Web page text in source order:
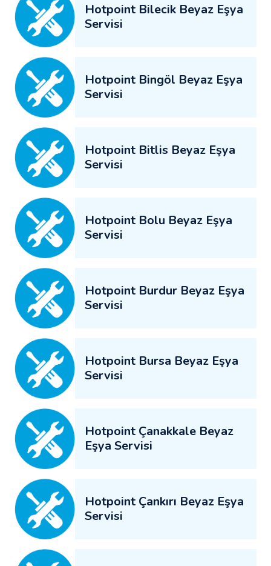
Hotpoint Bilecik Beyaz Eşya
Servisi
Hotpoint Bingöl Beyaz Eşya
Servisi
Hotpoint Bitlis Beyaz Eşya
Servisi
Hotpoint Bolu Beyaz Eşya
Servisi
Hotpoint Burdur Beyaz Eşya
Servisi
Hotpoint Bursa Beyaz Eşya
Servisi
Hotpoint Çanakkale Beyaz
Eşya Servisi
Hotpoint Çankırı Beyaz Eşya
Servisi